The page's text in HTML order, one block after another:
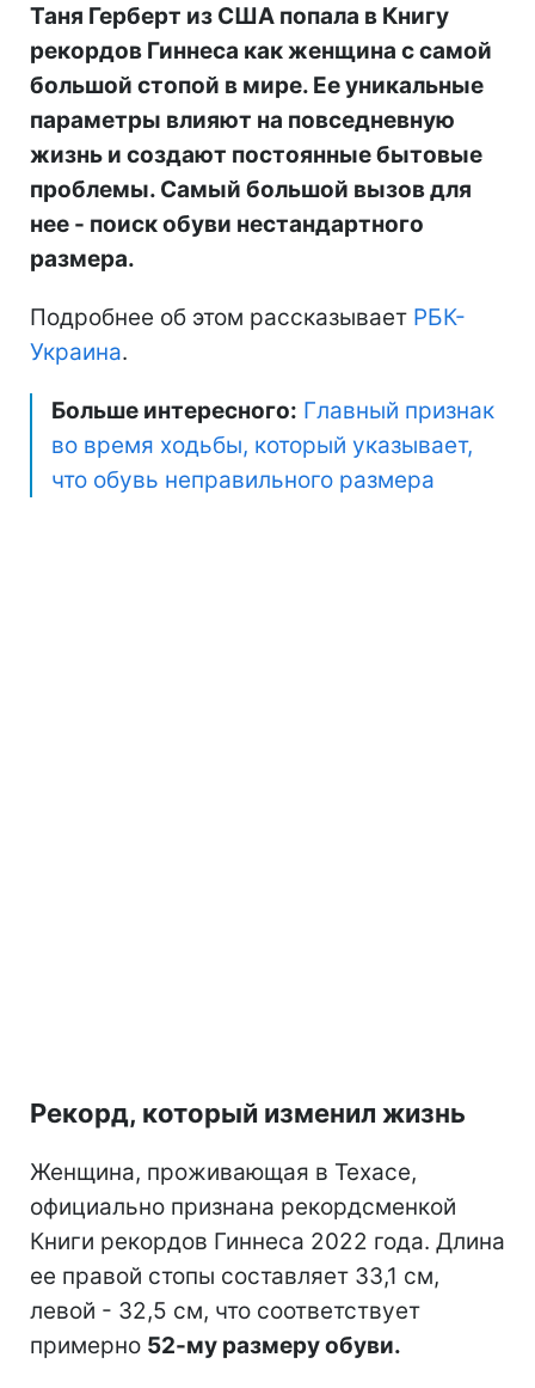
Таня Герберт из США попала в Книгу
рекордов Гиннеса как женщина с самой
большой стопой в мире. Ее уникальные
параметры влияют на повседневную
жизнь и создают постоянные бытовые
проблемы. Самый большой вызов для
нее - поиск обуви нестандартного
размера.
Подробнее об этом рассказывает РБК-
Украина.
Больше интересного: Главный признак
во время ходьбы, который указывает,
что обувь неправильного размера
Рекорд, который изменил жизнь
Женщина, проживающая в Техасе,
официально признана рекордсменкой
Книги рекордов Гиннеса 2022 года. Длина
ее правой стопы составляет 33,1 см,
левой - 32,5 см, что соответствует
примерно 52-му размеру обуви.